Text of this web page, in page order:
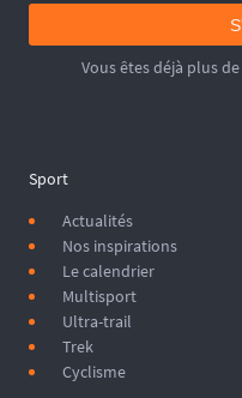
Vous êtes déjà plus
Sport
Actualités
Nos inspirations
Le calendrier
Multisport
Ultra-trail
Trek
Cyclisme